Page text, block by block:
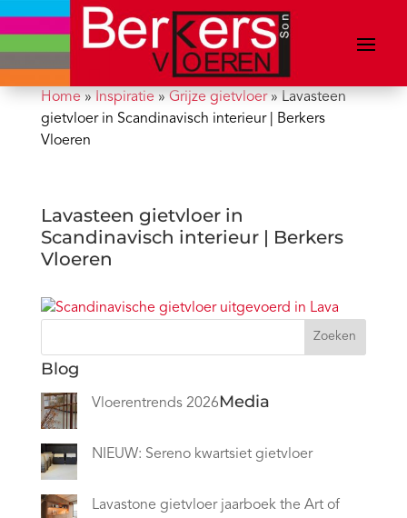
Home» Inspiratie» Grijze gietvloer» Lavasteen
gietvloer in Scandinavisch interieur | Berkers
Vloeren
Lavasteen gietvloer in
Scandinavisch interieur | Berkers
Vloeren
Zoeken
Blog
Vloerentrends 2026
NIEUW: Sereno kwartsiet gietvloer
Lavastone gietvloer jaarboek the Art of
Media